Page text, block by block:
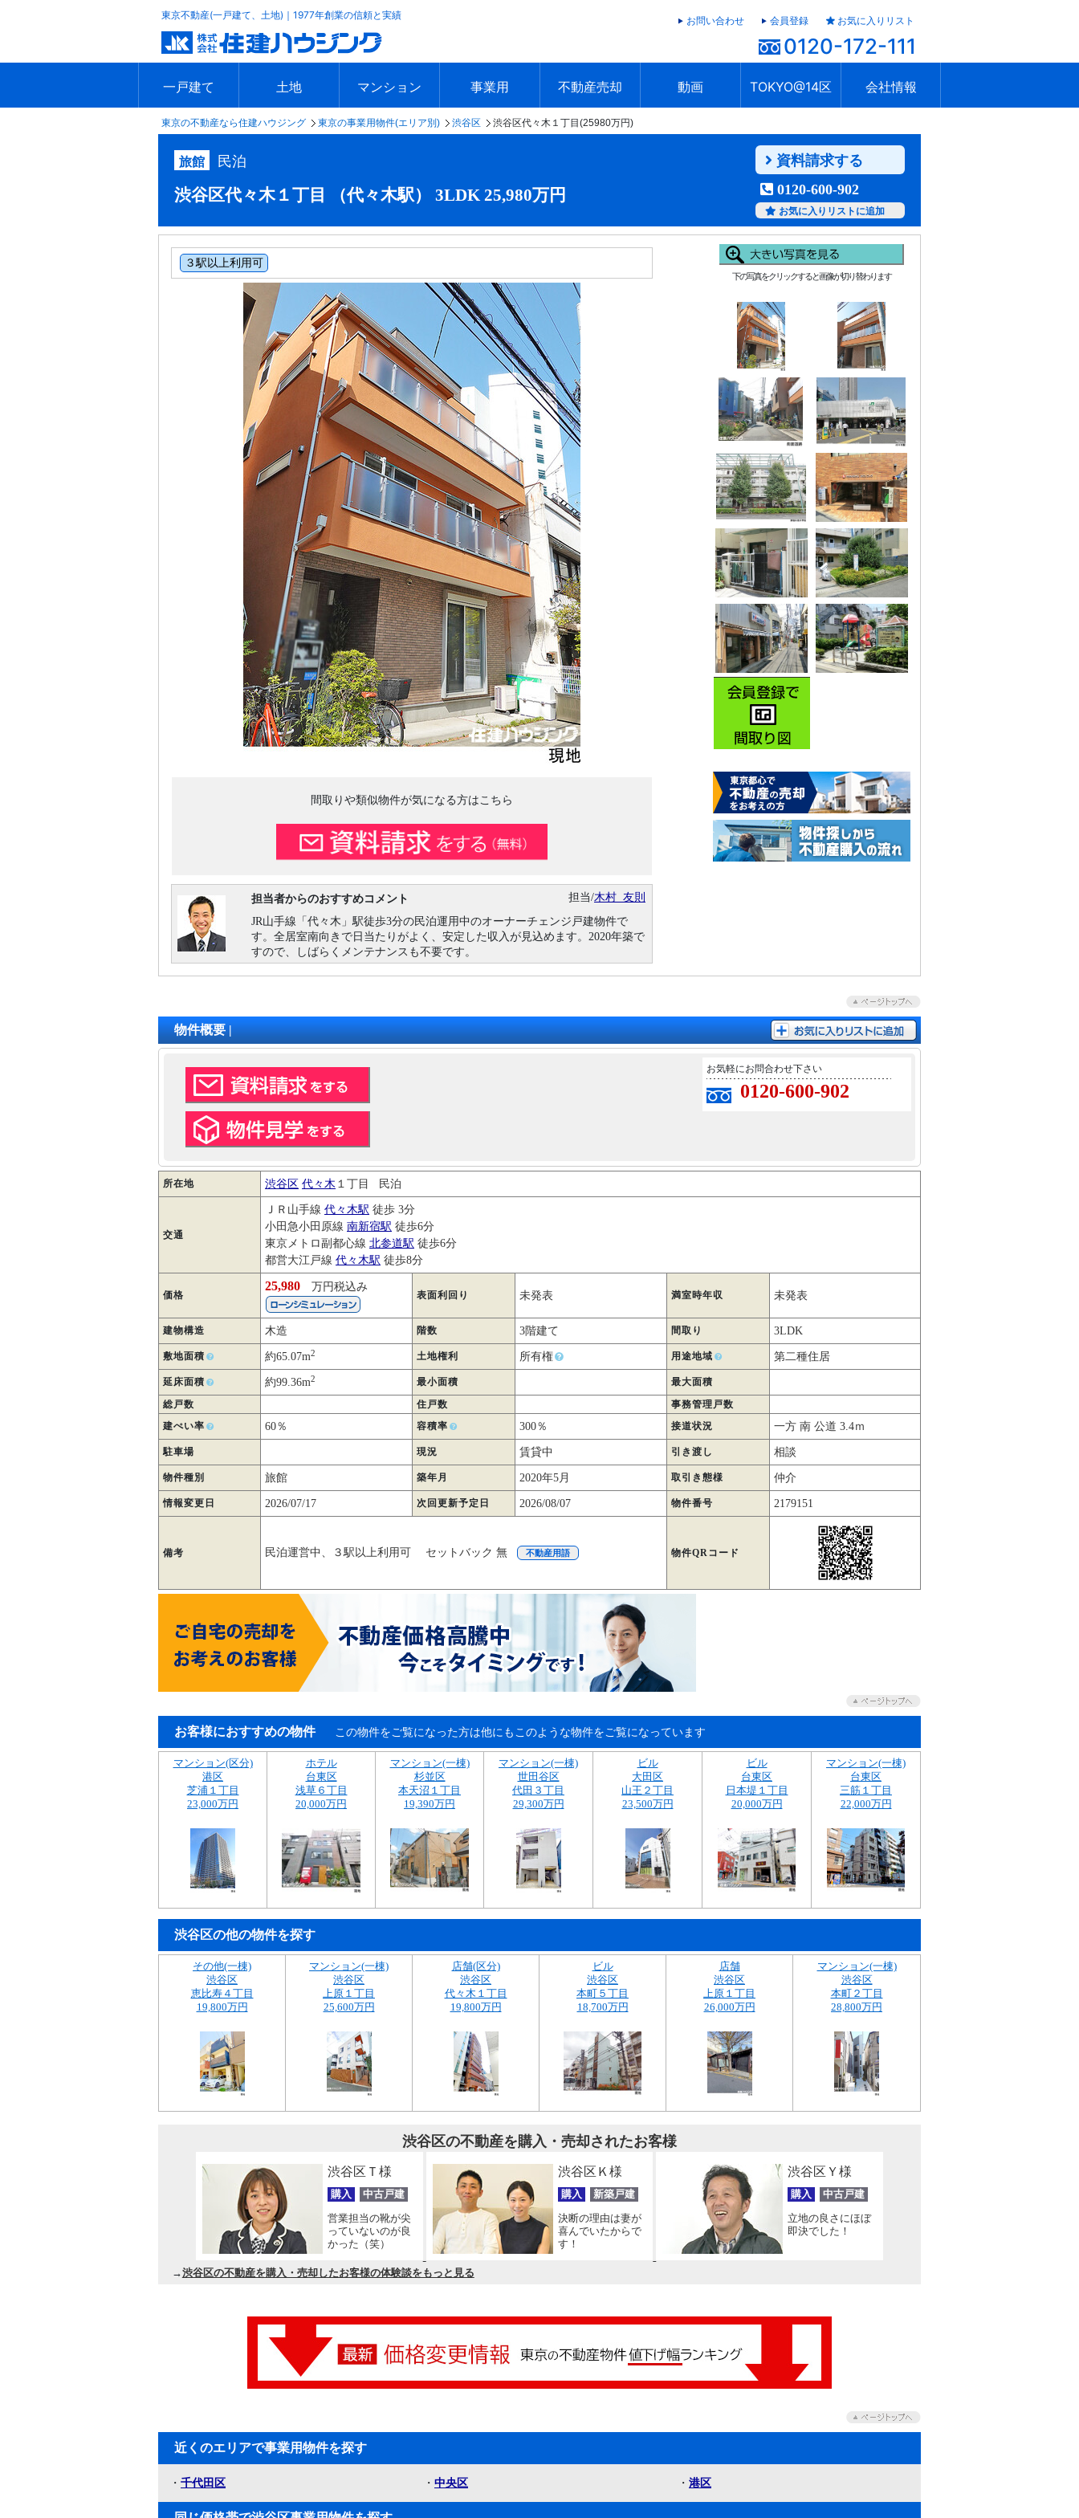
東京不動産(一戸建て、土地)｜1977年創業の信頼と実績 お問い合わせ 会員登録 お気に入りリスト
0120-172-111
一戸建て
エリアで探す
沿線で探す
新築一戸建て
中古一戸建て
本日の新着物件
今週の新着物件
土地
エリアで探す
沿線で探す
本日の新着物件
今週の新着物件
マンション
エリアで探す
沿線で探す
本日の新着物件
今週の新着物件
事業用
エリアで探す
沿線で探す
本日の新着物件
今週の新着物件
不動産売却
不動産売却トップ
簡単無料査定
不動産売却の流れ
不動産売却 Q&A
海外からの不動産売買
動画
住まなび
TVCMギャラリー
放送スケジュール
お客様の声
TOKYO@14区
TOKYO@14区トップ
ブランド 高級住宅街
住まいのお役立ち
税・住宅ローン
不動産投資のポイント
防災！東京の地震
地域情報「東京さんぽ」
会社情報
会社概要
アクセス
住建ハウジング上原支店
住建ハウジング中野
採用情報
東京の不動産なら住建ハウジング 東京の事業用物件(エリア別) 渋谷区 渋谷区代々木１丁目(25980万円)
旅館 民泊
渋谷区代々木１丁目 （代々木駅） 3LDK 25,980万円
資料請求する
0120-600-902
お気に入りリストに追加
３駅以上利用可
間取りや類似物件が気になる方はこちら
担当者からのおすすめコメント 担当/木村 友則
JR山手線「代々木」駅徒歩3分の民泊運用中のオーナーチェンジ戸建物件で
す。全居室南向きで日当たりがよく、安定した収入が見込めます。2020年築で
すので、しばらくメンテナンスも不要です。
下の写真をクリックすると画像が切り替わります
物件概要 |
お気軽にお問合わせ下さい
0120-600-902
所在地 渋谷区 代々木 １丁目 民泊
交通
ＪＲ山手線 代々木駅 徒歩 3分
小田急小田原線 南新宿駅 徒歩6分
東京メトロ副都心線 北参道駅 徒歩6分
都営大江戸線 代々木駅 徒歩8分
価格
25,980 万円税込み
表面利回り 未発表 満室時年収 未発表
建物構造 木造 階数 3階建て 間取り 3LDK
敷地面積 約65.07m2 土地権利 所有権 用途地域 第二種住居
延床面積 約99.36m2 最小面積
最大面積
総戸数
住戸数
事務管理戸数
建ぺい率
60％ 容積率 300％ 接道状況 一方 南 公道 3.4ｍ
駐車場 現況 賃貸中 引き渡し 相談
物件種別 旅館 築年月 2020年5月 取引き態様 仲介
情報変更日 2026/07/17 次回更新予定日 2026/08/07 物件番号 2179151
備考 民泊運営中、３駅以上利用可 セットバック 無 不動産用語 物件QRコード
お客様におすすめの物件 この物件をご覧になった方は他にもこのような物件をご覧になっています
マンション(区分)
港区
芝浦１丁目
23,000万円
ホテル
台東区
浅草６丁目
20,000万円
マンション(一棟)
杉並区
本天沼１丁目
19,390万円
マンション(一棟)
世田谷区
代田３丁目
29,300万円
ビル
大田区
山王２丁目
23,500万円
ビル
台東区
日本堤１丁目
20,000万円
マンション(一棟)
台東区
三筋１丁目
22,000万円
渋谷区の他の物件を探す
その他(一棟)
渋谷区
恵比寿４丁目
19,800万円
マンション(一棟)
渋谷区
上原１丁目
25,600万円
店舗(区分)
渋谷区
代々木１丁目
19,800万円
ビル
渋谷区
本町５丁目
18,700万円
店舗
渋谷区
上原１丁目
26,000万円
マンション(一棟)
渋谷区
本町２丁目
28,800万円
渋谷区の不動産を購入・売却されたお客様
渋谷区Ｔ様
購入 中古戸建
営業担当の靴が尖
っていないのが良
かった（笑）
渋谷区Ｋ様
購入 新築戸建
決断の理由は妻が
喜んでいたからで
す！
渋谷区Ｙ様
購入 中古戸建
立地の良さにほぼ
即決でした！
→渋谷区の不動産を購入・売却したお客様の体験談をもっと見る
近くのエリアで事業用物件を探す
・ 千代田区 ・ 中央区 ・ 港区